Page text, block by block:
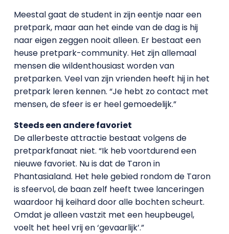
Meestal gaat de student in zijn eentje naar een
pretpark, maar aan het einde van de dag is hij
naar eigen zeggen nooit alleen. Er bestaat een
heuse pretpark-community. Het zijn allemaal
mensen die wildenthousiast worden van
pretparken. Veel van zijn vrienden heeft hij in het
pretpark leren kennen. “Je hebt zo contact met
mensen, de sfeer is er heel gemoedelijk.”
Steeds een andere favoriet
De allerbeste attractie bestaat volgens de
pretparkfanaat niet. “Ik heb voortdurend een
nieuwe favoriet. Nu is dat de Taron in
Phantasialand. Het hele gebied rondom de Taron
is sfeervol, de baan zelf heeft twee lanceringen
waardoor hij keihard door alle bochten scheurt.
Omdat je alleen vastzit met een heupbeugel,
voelt het heel vrij en ‘gevaarlijk’.”